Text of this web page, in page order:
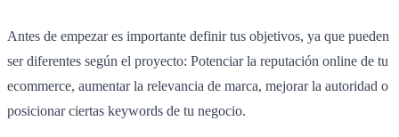
Antes de empezar es importante definir tus objetivos, ya que pueden
ser diferentes según el proyecto: Potenciar la reputación online de tu
ecommerce, aumentar la relevancia de marca, mejorar la autoridad o
posicionar ciertas keywords de tu negocio.